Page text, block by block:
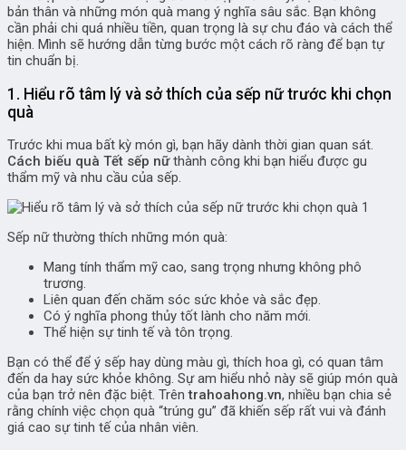
bản thân và những món quà mang ý nghĩa sâu sắc. Bạn không
cần phải chi quá nhiều tiền, quan trọng là sự chu đáo và cách thể
hiện. Mình sẽ hướng dẫn từng bước một cách rõ ràng để bạn tự
tin chuẩn bị.
1. Hiểu rõ tâm lý và sở thích của sếp nữ trước khi chọn
quà
Trước khi mua bất kỳ món gì, bạn hãy dành thời gian quan sát.
Cách biếu quà Tết sếp nữthành công khi bạn hiểu được gu
thẩm mỹ và nhu cầu của sếp.
Sếp nữ thường thích những món quà:
Mang tính thẩm mỹ cao, sang trọng nhưng không phô
trương.
Liên quan đến chăm sóc sức khỏe và sắc đẹp.
Có ý nghĩa phong thủy tốt lành cho năm mới.
Thể hiện sự tinh tế và tôn trọng.
Bạn có thể để ý sếp hay dùng màu gì, thích hoa gì, có quan tâm
đến da hay sức khỏe không. Sự am hiểu nhỏ này sẽ giúp món quà
của bạn trở nên đặc biệt. Trêntrahoahong.vn, nhiều bạn chia sẻ
rằng chính việc chọn quà “trúng gu” đã khiến sếp rất vui và đánh
giá cao sự tinh tế của nhân viên.